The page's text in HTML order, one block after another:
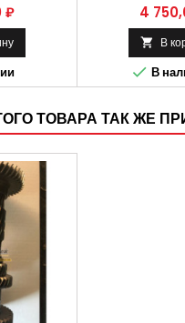
₽ Цена
4
 В
 В
ТОВАРА ТАК ЖЕ